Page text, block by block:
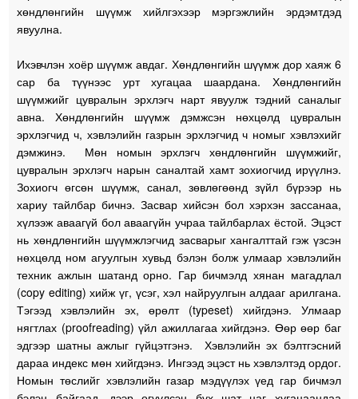
хөндлөнгийн шүүмж хийлгэхээр мэргэжлийн эрдэмтдэд
явуулна.
Ихэвчлэн хоёр шүүмж авдаг. Хөндлөнгийн шүүмж дор хаяж 6
сар ба түүнээс урт хугацаа шаардана. Хөндлөнгийн
шүүмжийг цувралын эрхлэгч нарт явуулж тэдний саналыг
авна. Хөндлөнгийн шүүмж дэмжсэн нөхцөлд цувралын
эрхлэгчид ч, хэвлэлийн газрын эрхлэгчид ч номыг хэвлэхийг
дэмжинэ. Мөн номын эрхлэгч хөндлөнгийн шүүмжийг,
цувралын эрхлэгч нарын саналтай хамт зохиогчид ирүүлнэ.
Зохиогч өгсөн шүүмж, санал, зөвлөгөөнд зүйл бүрээр нь
хариу тайлбар бичнэ. Засвар хийсэн бол хэрхэн зассанаа,
хүлээж аваагүй бол аваагүйн учраа тайлбарлах ёстой. Эцэст
нь хөндлөнгийн шүүмжлэгчид засварыг хангалттай гэж үзсэн
нөхцөлд ном агуулгын хувьд бэлэн болж улмаар хэвлэлийн
техник ажлын шатанд орно. Гар бичмэлд хянан магадлал
(copy editing) хийж үг, үсэг, хэл найруулгын алдааг арилгана.
Тэгээд хэвлэлийн эх, өрөлт (typeset) хийгдэнэ. Улмаар
нягтлах (proofreading) үйл ажиллагаа хийгдэнэ. Өөр өөр баг
эдгээр шатны ажлыг гүйцэтгэнэ. Хэвлэлийн эх бэлтгэсний
дараа индекс мөн хийгдэнэ. Ингээд эцэст нь хэвлэлтэд ордог.
Номын төслийг хэвлэлийн газар мэдүүлэх үед гар бичмэл